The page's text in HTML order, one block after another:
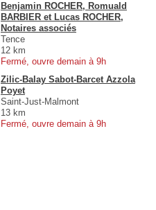
Benjamin ROCHER, Romuald
BARBIER et Lucas ROCHER,
Notaires associés
Tence
12 km
Fermé, ouvre demain à 9h
Zilic-Balay Sabot-Barcet Azzola
Poyet
Saint-Just-Malmont
13 km
Fermé, ouvre demain à 9h